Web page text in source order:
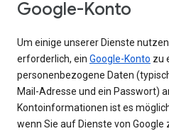
Google-Konto
Um einige unserer Dienste
erforderlich, ein Google-Konto zu
personenbezogene Daten
Mail-Adresse und ein Passwort)
Kontoinformationen ist es
wenn Sie auf Dienste von